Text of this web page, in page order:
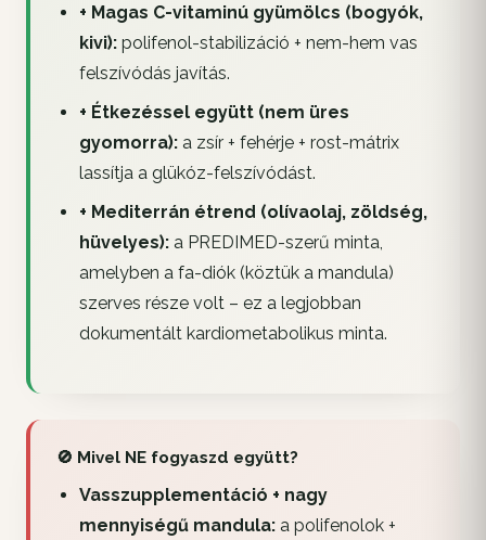
+ Magas C-vitaminú gyümölcs (bogyók,
kivi):polifenol-stabilizáció + nem-hem vas
felszívódás javítás.
+ Étkezéssel együtt (nem üres
gyomorra):a zsír + fehérje + rost-mátrix
lassítja a glükóz-felszívódást.
+ Mediterrán étrend (olívaolaj, zöldség,
hüvelyes):a PREDIMED-szerű minta,
amelyben a fa-diók (köztük a mandula)
szerves része volt – ez a legjobban
dokumentált kardiometabolikus minta.
🚫 Mivel NE fogyaszd együtt?
Vasszupplementáció + nagy
mennyiségű mandula:a polifenolok +